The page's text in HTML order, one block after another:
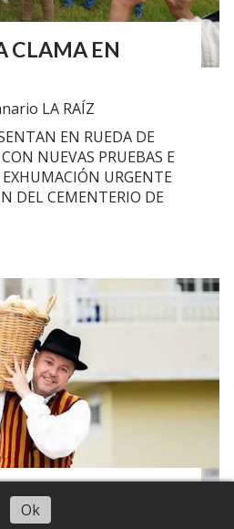
CLAMA EN
LA RAÍZ
EN RUEDA DE
NUEVAS PRUEBAS E
URGENTE
DEL CEMENTERIO DE
LOS
SE DESINFLA:
Ok